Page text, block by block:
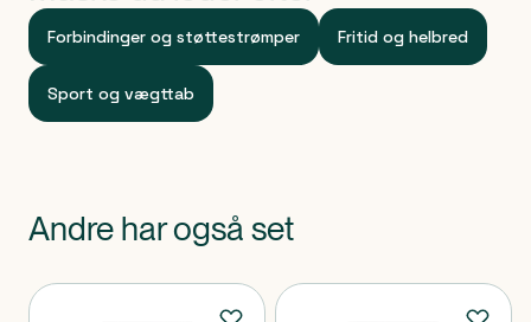
er lavet uden latex.
Omkreds: 20-23 cm.
Indeholder
1 stk. Actimove Albuestøtte Everyday Supports
Forbindinger og støttestrømper Fritid og helbred
Sport og vægttab
Andre har også set
Produkter